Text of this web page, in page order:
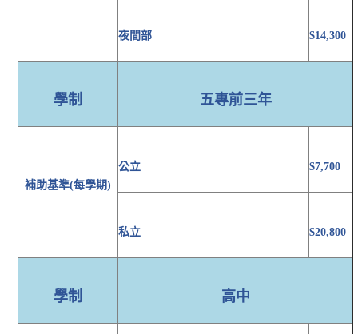
夜間部 $14,300
學制 五專前三年
補助基準(每學期)
公立 $7,700
私立 $20,800
學制 高中